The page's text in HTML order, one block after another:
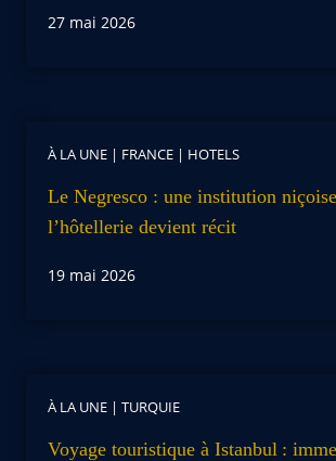
27 mai 2026
À LA UNE | FRANCE | HOTELS
Le Negresco : une institution
l’hôtellerie devient récit
19 mai 2026
À LA UNE | TURQUIE
Voyage touristique à Istanbul :